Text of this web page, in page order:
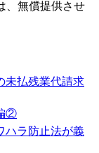
、無償提供させ
払残業代請求
②
ハラ防止法が義